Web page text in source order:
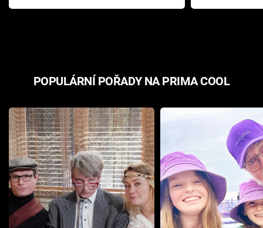
Pottera přišla s ráznou
přichází s
POPULÁRNÍ POŘADY NA PRIMA COOL